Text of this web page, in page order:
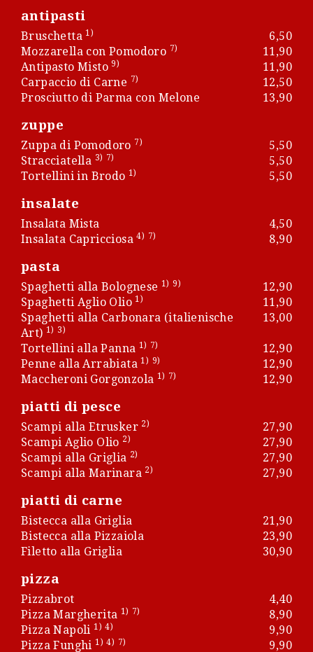
antipasti
Bruschetta 1)
6,50
Mozzarella con Pomodoro 7)
11,90
Antipasto Misto9)
11,90
Carpaccio di Carne 7)
12,50
Prosciutto di Parma con Melone
13,90
zuppe
Zuppa di Pomodoro 7)
5,50
Stracciatella 3) 7)
5,50
Tortellini in Brodo 1) 5,50
insalate
Insalata Mista
4,50
Insalata Capricciosa4) 7) 8,90
pasta
Spaghetti alla Bolognese 1) 9)
12,90
Spaghetti Aglio Olio 1)
11,90
Spaghetti alla Carbonara (italienische
Art) 1) 3)
13,00
Tortellini alla Panna 1) 7)
12,90
Penne alla Arrabiata 1) 9)
12,90
Maccheroni Gorgonzola 1) 7) 12,90
piatti di pesce
Scampi alla Etrusker 2)
27,90
Scampi Aglio Olio 2)
27,90
Scampi alla Griglia 2)
27,90
Scampi alla Marinara 2) 27,90
piatti di carne
Bistecca alla Griglia
21,90
Bistecca alla Pizzaiola
23,90
Filetto alla Griglia
30,90
pizza
Pizzabrot
4,40
Pizza Margherita 1) 7)
8,90
Pizza Napoli 1) 4)
9,90
Pizza Funghi 1) 4) 7) 9,90